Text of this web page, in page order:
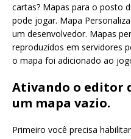
cartas? Mapas para o posto
pode jogar. Mapa
um desenvolvedor. Mapas
reproduzidos em servidores
o mapa foi adicionado ao
Ativando o editor
um mapa vazio.
Primeiro você precisa